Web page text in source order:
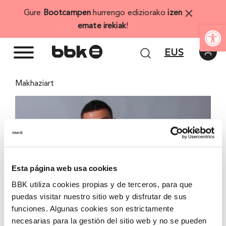
Esta página web usa cookies
BBK utiliza cookies propias y de terceros, para que
puedas visitar nuestro sitio web y disfrutar de sus
funciones. Algunas cookies son estrictamente
necesarias para la gestión del sitio web y no se pueden
Gure Bootcampen hurrengo ediziorakoizen
emate irekiak!
×
EUS
Makhaziart